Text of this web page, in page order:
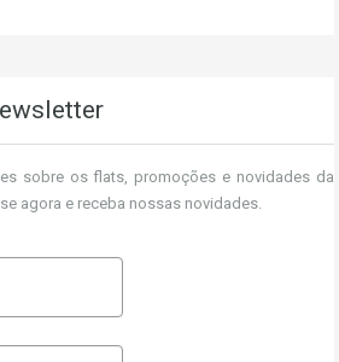
sobre os flats, promoções e novidades da
agora e receba nossas novidades.